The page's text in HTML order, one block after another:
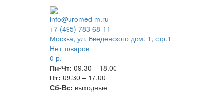
info@uromed-m.ru
+7 (495) 783-68-11
Москва, ул. Введенского дом. 1, стр.1
Нет товаров
0 р.
Пн-Чт: 09.30 – 18.00
Пт: 09.30 – 17.00
Сб-Вс: выходные